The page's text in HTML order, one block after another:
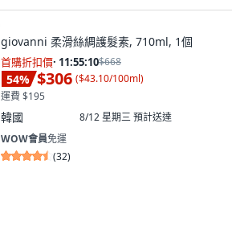
giovanni 柔滑絲綢護髮素, 710ml, 1個
首購折扣價· 11:55:08$668
54% $306 ($43.10/100ml)
運費 $195
韓國 8/12 星期三預計送達
WOW會員免運
(32)